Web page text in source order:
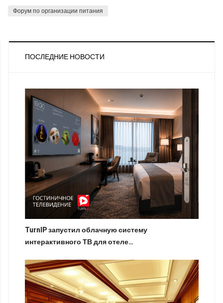
Форум по организации питания
ПОСЛЕДНИЕ НОВОСТИ
TurnIP запустил облачную систему
интерактивного ТВ для отеле…